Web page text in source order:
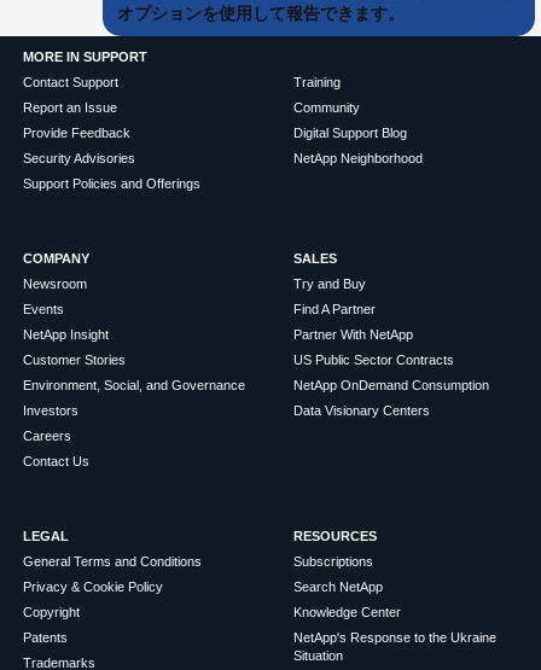
オプションを使用して報告できます。
MORE IN SUPPORT
Contact Support
Report an Issue
Provide Feedback
Security Advisories
Support Policies and Offerings
Training
Community
Digital Support Blog
NetApp Neighborhood
COMPANY
Newsroom
Events
NetApp Insight
Customer Stories
Environment, Social, and Governance
Investors
Careers
Contact Us
SALES
Try and Buy
Find A Partner
Partner With NetApp
US Public Sector Contracts
NetApp OnDemand Consumption
Data Visionary Centers
LEGAL
General Terms and Conditions
Privacy & Cookie Policy
Copyright
Patents
Trademarks
RESOURCES
Subscriptions
Search NetApp
Knowledge Center
NetApp's Response to the Ukraine
Situation